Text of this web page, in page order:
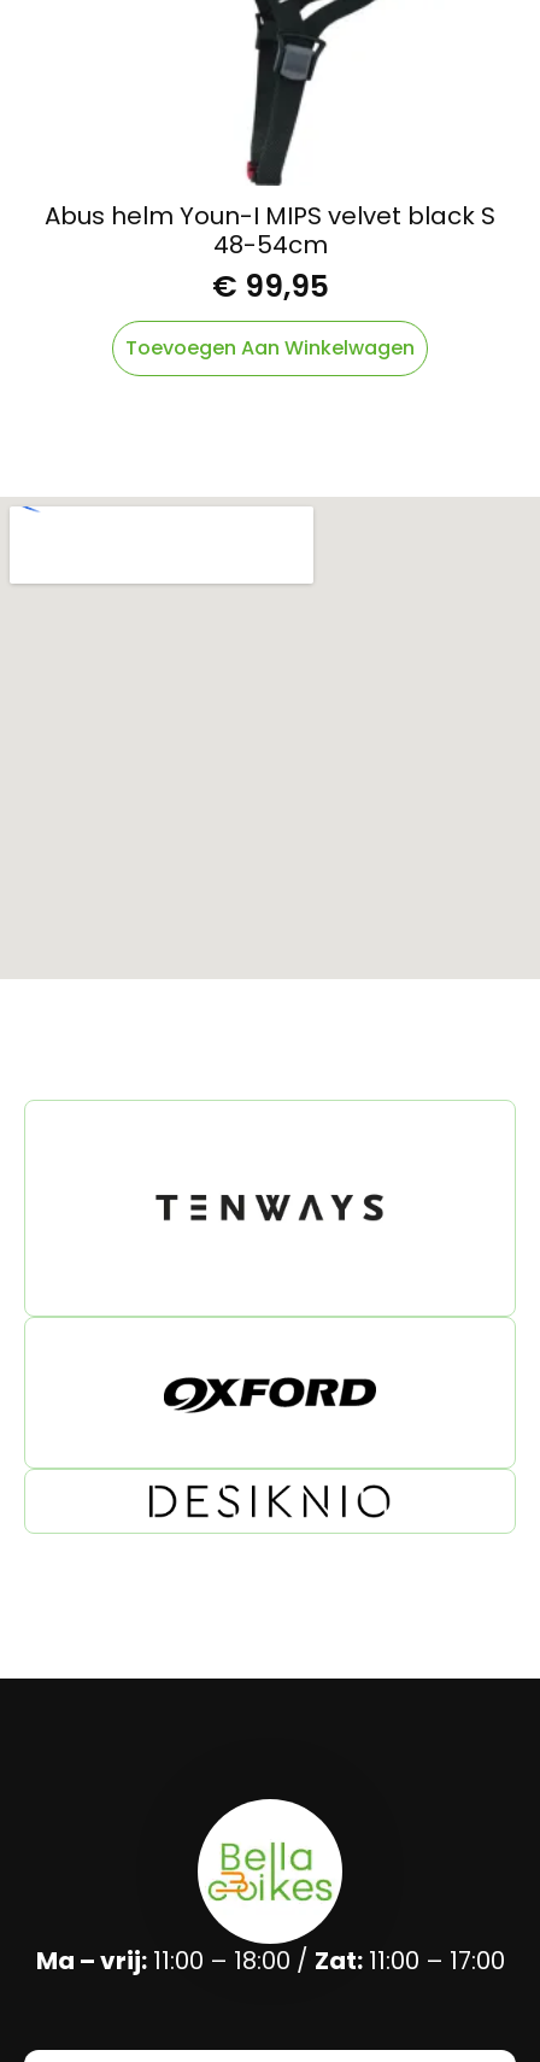
Abus helm Youn-I MIPS velvet black S
48-54cm
€ 99,95
Toevoegen Aan Winkelwagen
Ma – vrij:11:00 – 18:00 / Zat:11:00 – 17:00